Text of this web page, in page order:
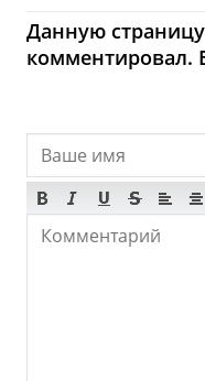
Mugumu
Мода
Данную
комментировал.